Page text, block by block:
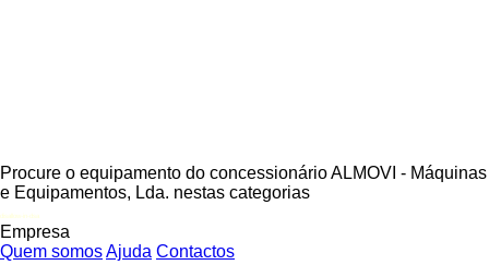
Procure o equipamento do concessionário ALMOVI - Máquinas
e Equipamentos, Lda. nestas categorias
disallow-in-dsa
Empresa
Quem somosAjuda Contactos